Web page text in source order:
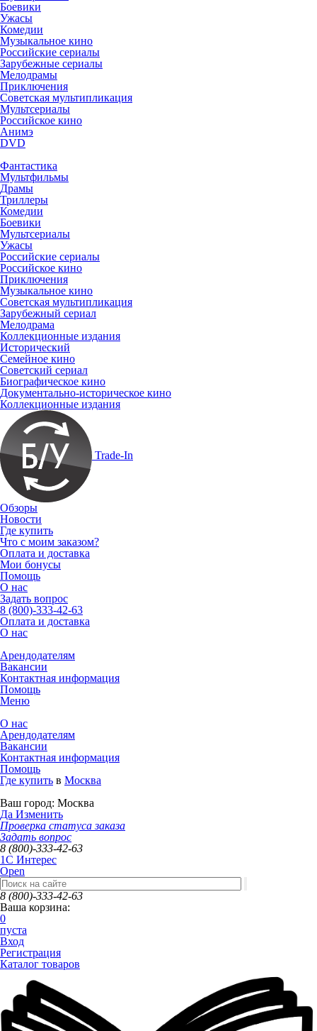
Боевики
Ужасы
Комедии
Музыкальное кино
Российские сериалы
Зарубежные сериалы
Мелодрамы
Приключения
Советская мультипликация
Мультсериалы
Российское кино
Анимэ
DVD
Фантастика
Мультфильмы
Драмы
Триллеры
Комедии
Боевики
Мультсериалы
Ужасы
Российские сериалы
Российское кино
Приключения
Музыкальное кино
Советская мультипликация
Зарубежный сериал
Мелодрама
Коллекционные издания
Исторический
Семейное кино
Советский сериал
Биографическое кино
Документально-историческое кино
Коллекционные издания
Trade-In
Обзоры
Новости
Где купить
Что с моим заказом?
Оплата и доставка
Мои бонусы
Помощь
О нас
Задать вопрос
8 (800)-333-42-63
Оплата и доставка
О нас
Арендодателям
Вакансии
Контактная информация
Помощь
Меню
О нас
Арендодателям
Вакансии
Контактная информация
Помощь
Где купить в Москва
Ваш город: Москва
Да Изменить
Проверка статуса заказа
Задать вопрос
8 (800)-333-42-63
1C Интерес
Open
8 (800)-333-42-63
Ваша корзина:
0
пуста
Вход
Регистрация
Каталог товаров